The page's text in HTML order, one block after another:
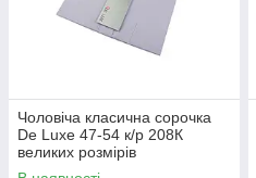
Чоловіча класична сорочка
De Luxe 47-54 к/р 208К
великих розмірів